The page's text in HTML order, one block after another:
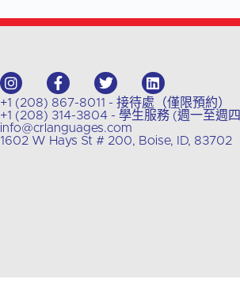
+1 (208) 867-8011 - 接待處（僅限預約）
+1 (208) 314-3804 - 學生服務 (週一至週
info@crlanguages.com
1602 W Hays St # 200, Boise, ID, 83702